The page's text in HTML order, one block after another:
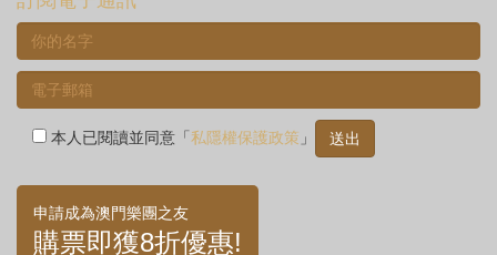
本人已閱讀並同意「 私隱權保護政策 」
申請成為澳門樂團之友
購票即獲8折優惠!